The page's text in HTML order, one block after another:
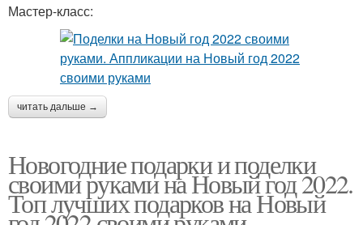
Мастер-класс:
читать дальше →
Новогодние подарки и поделки
своими руками на Новый год 2022.
Топ лучших подарков на Новый